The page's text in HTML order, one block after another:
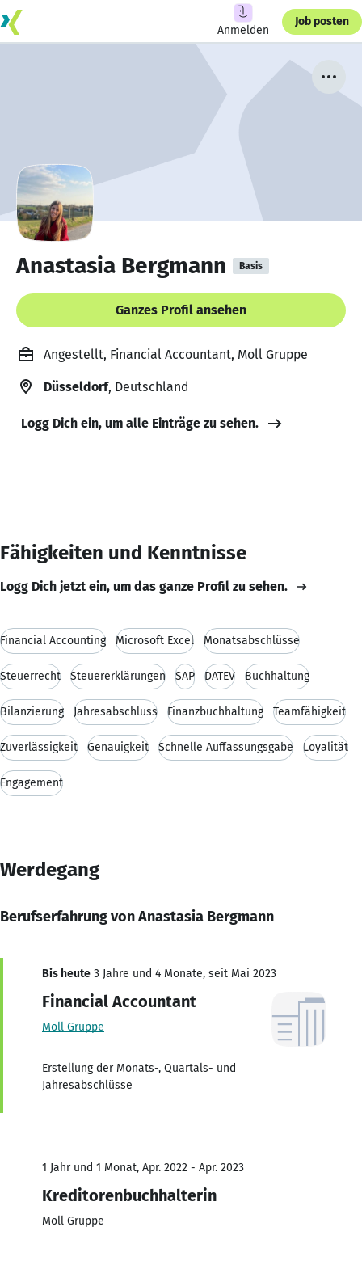
Anmelden
Job posten
Anastasia Bergmann Basis
Ganzes Profil ansehen
Angestellt, Financial Accountant, Moll Gruppe
Düsseldorf, Deutschland
Logg Dich ein, um alle Einträge zu sehen.
Fähigkeiten und Kenntnisse
Logg Dich jetzt ein, um das ganze Profil zu sehen.
Financial Accounting Microsoft Excel Monatsabschlüsse
Steuerrecht Steuererklärungen SAP DATEV Buchhaltung
Bilanzierung Jahresabschluss Finanzbuchhaltung Teamfähigkeit
Zuverlässigkeit Genauigkeit Schnelle Auffassungsgabe Loyalität
Engagement
Werdegang
Berufserfahrung von Anastasia Bergmann
Bis heute 3 Jahre und 4 Monate, seit Mai 2023
Financial Accountant
Moll Gruppe
Erstellung der Monats-, Quartals- und
Jahresabschlüsse
1 Jahr und 1 Monat, Apr. 2022 - Apr. 2023
Kreditorenbuchhalterin
Moll Gruppe